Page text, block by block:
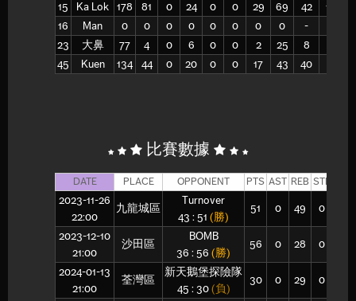
15
Ka Lok 178 81 0 24 0 0 29 69 42 13
16
Man 0 0 0 0 0 0 0 0 -
23
大鼻 77 4 0 6 0 0 2 25 8
45
Kuen 134 44 0 20 0 0 17 43 40
比賽數據
DATE PLACE OPPONENT PTS AST REB STL
2023-11-26
22:00
九龍城區
Turnover
43 : 51 (勝)
51 0 49 0
2023-12-10
21:00
沙田區
BOMB
36 : 56 (勝)
56 0 28 0
2024-01-13
21:00
荃灣區
新天鵝堡探險隊
45 : 30 (負)
30 0 29 0